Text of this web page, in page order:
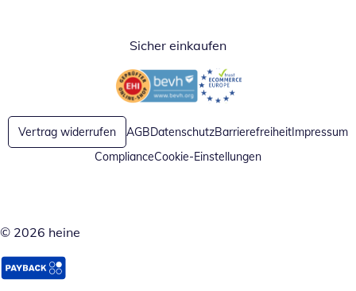
Sicher einkaufen
Öffnet in neuem FensterÖffnet in neuem Fenster
Vertrag widerrufen AGBDatenschutzBarrierefreiheitImpressum
ComplianceCookie-Einstellungen
© 2026 heine